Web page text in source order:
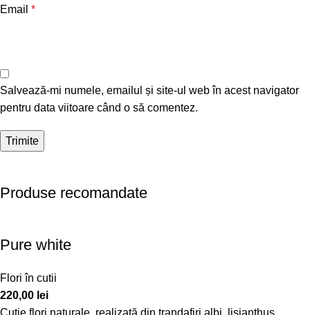
Email *
Salvează-mi numele, emailul și site-ul web în acest navigator
pentru data viitoare când o să comentez.
Produse recomandate
Pure white
Flori în cutii
220,00 lei
Cutie flori naturale, realizată din trandafiri albi, lisianthus,